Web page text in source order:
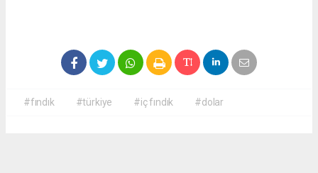
#fındık #türkiye #iç fındık #dolar